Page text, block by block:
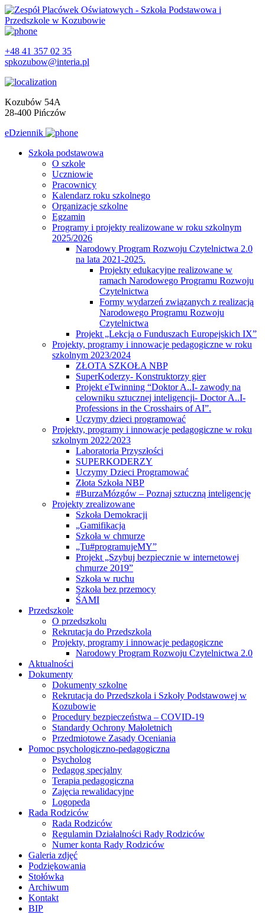
+48 41 357 02 35
spkozubow@interia.pl
Kozubów 54A
28-400 Pińczów
eDziennik
Szkoła podstawowa
O szkole
Uczniowie
Pracownicy
Kalendarz roku szkolnego
Organizacje szkolne
Egzamin
Programy i projekty realizowane w roku szkolnym
2025/2026
Narodowy Program Rozwoju Czytelnictwa 2.0
na lata 2021-2025.
Projekty edukacyjne realizowane w
ramach Narodowego Programu Rozwoju
Czytelnictwa
Formy wydarzeń związanych z realizacją
Narodowego Programu Rozwoju
Czytelnictwa
Projekt „Lekcja o Funduszach Europejskich IX”
Projekty, programy i innowacje pedagogiczne w roku
szkolnym 2023/2024
ZŁOTA SZKOŁA NBP
SuperKoderzy- Konstruktorzy gier
Projekt eTwinning “Doktor A..I- zawody na
celowniku sztucznej inteligencji- Doctor A..I-
Professions in the Crosshairs of AI”.
Uczymy dzieci programować
Projekty, programy i innowacje pedagogiczne w roku
szkolnym 2022/2023
Laboratoria Przyszłości
SUPERKODERZY
Uczymy Dzieci Programować
Złota Szkoła NBP
#BurzaMózgów – Poznaj sztuczną inteligencję
Projekty zrealizowane
Szkoła Demokracji
„Gamifikacja
Szkoła w chmurze
„Tu#programujeMY”
Projekt „Szybuj bezpiecznie w internetowej
chmurze 2019”
Szkoła w ruchu
Szkoła bez przemocy
ŚAMI
Przedszkole
O przedszkolu
Rekrutacja do Przedszkola
Projekty, programy i innowacje pedagogiczne
Narodowy Program Rozwoju Czytelnictwa 2.0
Aktualności
Dokumenty
Dokumenty szkolne
Rekrutacja do Przedszkola i Szkoły Podstawowej w
Kozubowie
Procedury bezpieczeństwa – COVID-19
Standardy Ochrony Małoletnich
Przedmiotowe Zasady Oceniania
Pomoc psychologiczno-pedagogiczna
Psycholog
Pedagog specjalny
Terapia pedagogiczna
Zajęcia rewalidacyjne
Logopeda
Rada Rodziców
Rada Rodziców
Regulamin Działalności Rady Rodziców
Numer konta Rady Rodziców
Galeria zdjęć
Podziękowania
Stołówka
Archiwum
Kontakt
BIP